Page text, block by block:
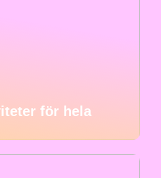
för hela